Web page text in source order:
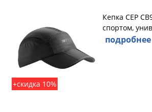
+скидка 10%
Кепка CEP
спортом,
подробнее